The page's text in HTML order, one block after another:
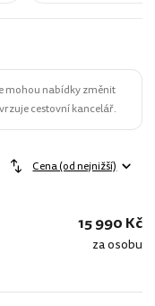
mohou nabídky změnit
cestovní kancelář.
Cena (od nejnižší)
15 990 Kč
za osobu